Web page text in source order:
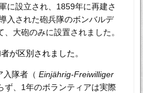
に設立され、1859年に再建さ
入された砲兵隊のボンバルデ
、大砲のみに設置されました。
が区別されました。
入隊者（Einjährig-Freiwilliger
ず、1年のボランティアは実際